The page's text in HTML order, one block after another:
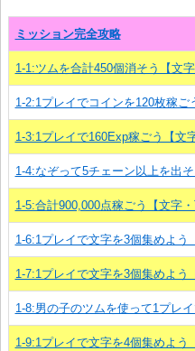
ミッション完全攻略
1-1:ツムを合計450個消そう【文字
1-2:1プレイでコインを120枚稼ご
1-3:1プレイで160Exp稼ごう【文
1-4:なぞって5チェーン以上を出そ
1-5:合計900,000点稼ごう【文字・
1-6:1プレイで文字を3個集めよう
1-7:1プレイで文字を3個集めよう
1-8:男の子のツムを使って1プレ
1-9:1プレイで文字を4個集めよう